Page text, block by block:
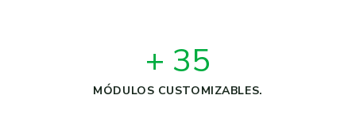
+ 35
MÓDULOS CUSTOMIZABLES.